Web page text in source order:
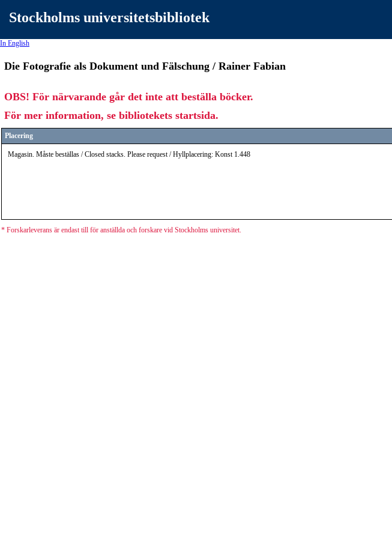
Stockholms universitetsbibliotek
In English
Die Fotografie als Dokument und Fälschung / Rainer Fabian
OBS! För närvarande går det inte att beställa böcker.
För mer information, se bibliotekets startsida.
Placering
Magasin. Måste beställas / Closed stacks. Please request / Hyllplacering: Konst 1.448
* Forskarleverans är endast till för anställda och forskare vid Stockholms universitet.